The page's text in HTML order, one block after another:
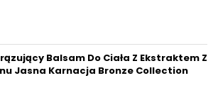
Balsam Do Ciała Z Ekstraktem Z
Jasna Karnacja Bronze Collection